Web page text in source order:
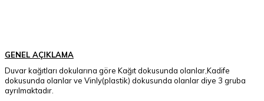
GENEL AÇIKLAMA
Duvar kağıtları dokularına göre Kağıt dokusunda olanlar,Kadife
dokusunda olanlar ve Vinly(plastik) dokusunda olanlar diye 3 gruba
ayrılmaktadır.